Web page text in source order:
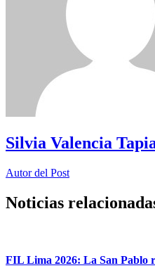
Silvia Valencia
Autor del Post
Noticias
FIL Lima 2026: La San Pablo